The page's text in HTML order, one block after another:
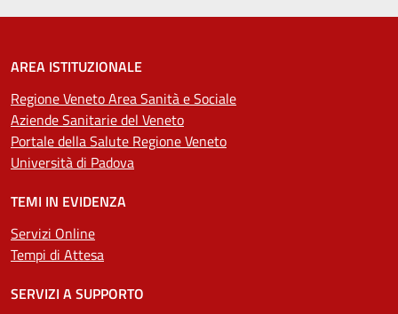
AREA ISTITUZIONALE
Regione Veneto Area Sanità e Sociale
Aziende Sanitarie del Veneto
Portale della Salute Regione Veneto
Università di Padova
TEMI IN EVIDENZA
Servizi Online
Tempi di Attesa
SERVIZI A SUPPORTO